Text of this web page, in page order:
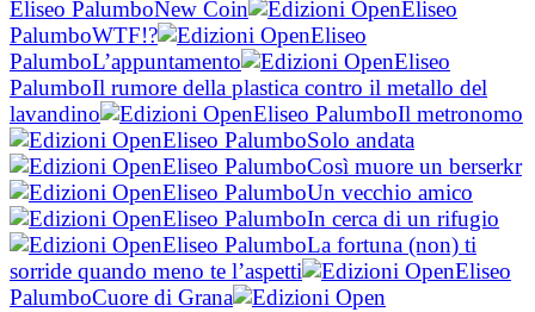
Eliseo PalumboNew Coin
Eliseo
PalumboWTF!?
Eliseo
PalumboL’appuntamento
Eliseo
PalumboIl rumore della plastica contro il metallo del
lavandino
Eliseo PalumboIl metronomo
Eliseo PalumboSolo andata
Eliseo PalumboCosì muore un berserkr
Eliseo PalumboUn vecchio amico
Eliseo PalumboIn cerca di un rifugio
Eliseo PalumboLa fortuna (non) ti
sorride quando meno te l’aspetti
Eliseo
PalumboCuore di Grana